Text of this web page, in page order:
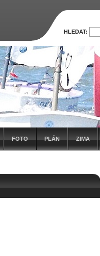
FOTO PLÁN ZIMA
HLEDAT: